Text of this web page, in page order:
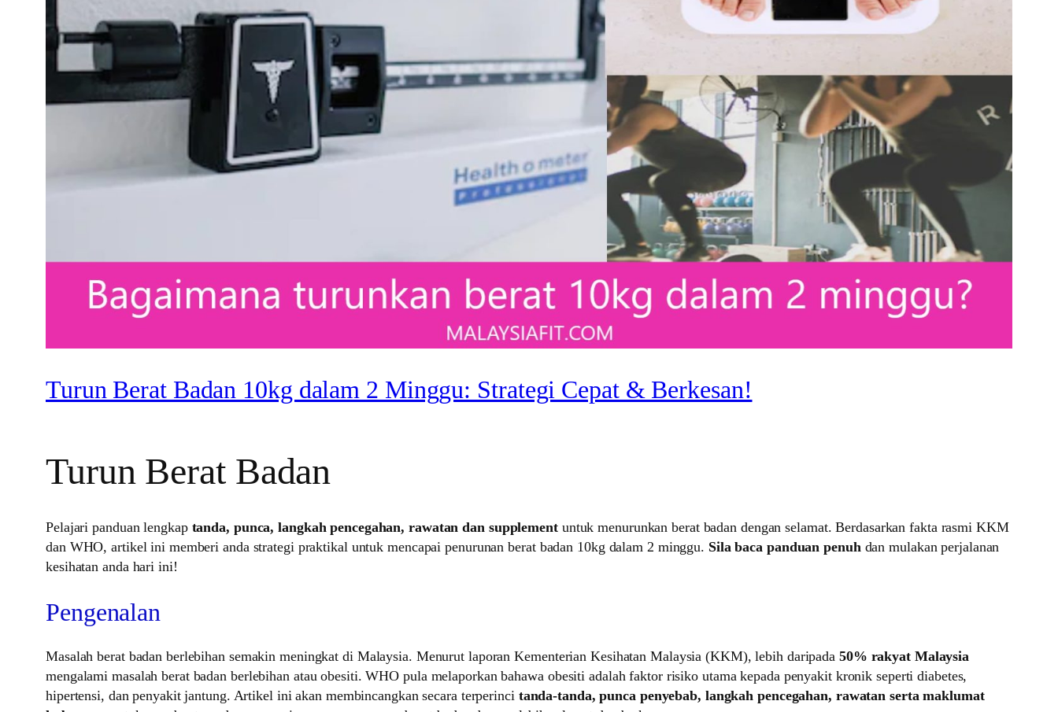
Turun Berat Badan 10kg dalam 2 Minggu: Strategi Cepat & Berkesan!
Turun Berat Badan
Pelajari panduan lengkap tanda, punca, langkah pencegahan, rawatan dan supplementuntuk menurunkan berat badan dengan selamat. Berdasarkan fakta rasmi KKM
dan WHO, artikel ini memberi anda strategi praktikal untuk mencapai penurunan berat badan 10kg dalam 2 minggu. Sila baca panduan penuhdan mulakan perjalanan
kesihatan anda hari ini!
Pengenalan
Masalah berat badan berlebihan semakin meningkat di Malaysia. Menurut laporan Kementerian Kesihatan Malaysia (KKM), lebih daripada 50% rakyat Malaysia
mengalami masalah berat badan berlebihan atau obesiti. WHO pula melaporkan bahawa obesiti adalah faktor risiko utama kepada penyakit kronik seperti diabetes,
hipertensi, dan penyakit jantung. Artikel ini akan membincangkan secara terperinci tanda-tanda, punca penyebab, langkah pencegahan, rawatan serta maklumat